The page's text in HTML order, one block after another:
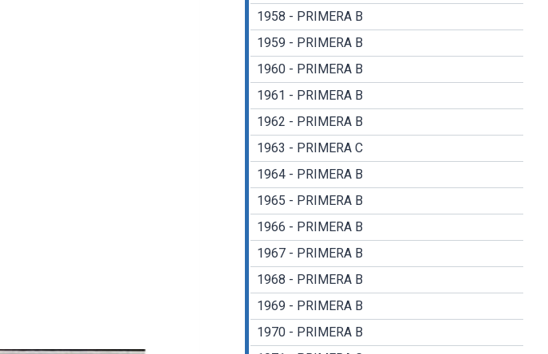
1958 - PRIMERA B
1959 - PRIMERA B
1960 - PRIMERA B
1961 - PRIMERA B
1962 - PRIMERA B
1963 - PRIMERA C
1964 - PRIMERA B
1965 - PRIMERA B
1966 - PRIMERA B
1967 - PRIMERA B
1968 - PRIMERA B
1969 - PRIMERA B
1970 - PRIMERA B